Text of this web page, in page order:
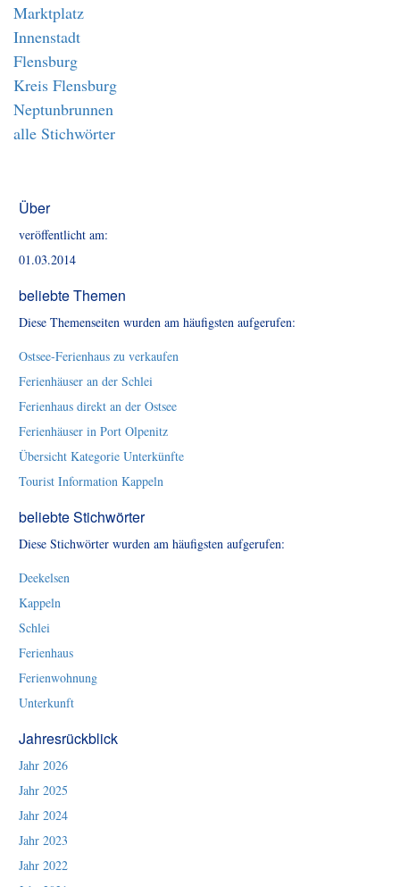
Marktplatz
Innenstadt
Flensburg
Kreis Flensburg
Neptunbrunnen
alle Stichwörter
Über
veröffentlicht am:
01.03.2014
beliebte Themen
Diese Themenseiten wurden am häufigsten aufgerufen:
Ostsee-Ferienhaus zu verkaufen
Ferienhäuser an der Schlei
Ferienhaus direkt an der Ostsee
Ferienhäuser in Port Olpenitz
Übersicht Kategorie Unterkünfte
Tourist Information Kappeln
beliebte Stichwörter
Diese Stichwörter wurden am häufigsten aufgerufen:
Deekelsen
Kappeln
Schlei
Ferienhaus
Ferienwohnung
Unterkunft
Jahresrückblick
Jahr 2026
Jahr 2025
Jahr 2024
Jahr 2023
Jahr 2022